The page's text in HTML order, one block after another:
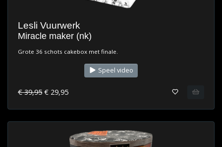
Lesli Vuurwerk
Miracle maker (nk)
Grote 36 schots cakebox met finale.
Speel video
€ 39,95 € 29,95